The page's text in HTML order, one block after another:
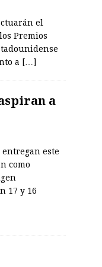
el
Premios
a […]
a
este
como
17 y 16